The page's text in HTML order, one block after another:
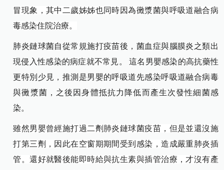
冒現象，其中二歲姊姊也同時因為黴漿菌與呼吸道融合病
毒感染住院治療。
肺炎鏈球菌自從常規施打疫苗後，菌血症與腦膜炎之類出
現侵入性感染的病症就不常見。 這名男嬰感染的高抗藥性
更特別少見，推測是男嬰的呼吸道先感染呼吸道融合病毒
與黴漿菌，之後因身體抵抗力降低而產生次發性細菌感
染。
雖然男嬰曾經施打過二劑肺炎鏈球菌疫苗，但是並還沒施
打第三劑，因此在空窗期期間受到感染，造成嚴重肺炎插
管。還好就醫後能即時給與抗生素與插管治療，才沒有產